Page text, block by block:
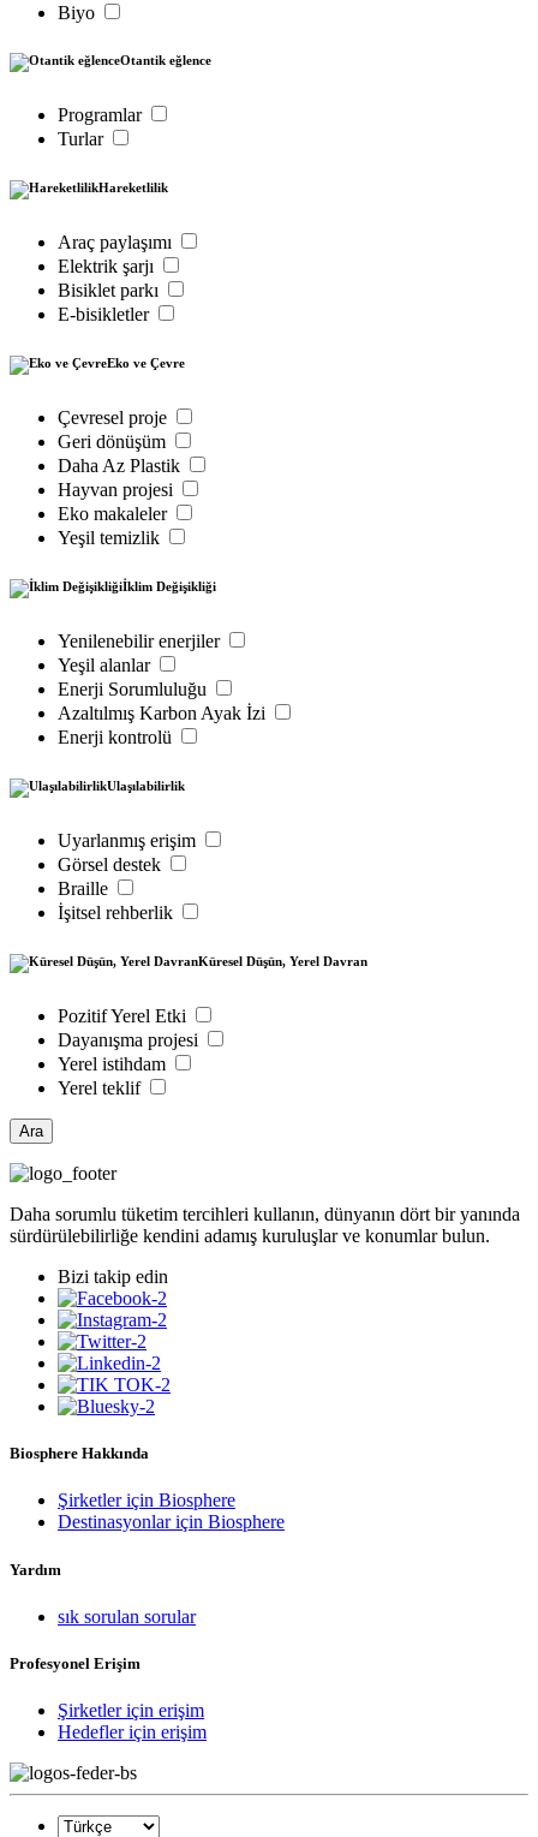
Biyo
Otantik eğlence
Programlar
Turlar
Hareketlilik
Araç paylaşımı
Elektrik şarjı
Bisiklet parkı
E-bisikletler
Eko ve Çevre
Çevresel proje
Geri dönüşüm
Daha Az Plastik
Hayvan projesi
Eko makaleler
Yeşil temizlik
İklim Değişikliği
Yenilenebilir enerjiler
Yeşil alanlar
Enerji Sorumluluğu
Azaltılmış Karbon Ayak İzi
Enerji kontrolü
Ulaşılabilirlik
Uyarlanmış erişim
Görsel destek
Braille
İşitsel rehberlik
Küresel Düşün, Yerel Davran
Pozitif Yerel Etki
Dayanışma projesi
Yerel istihdam
Yerel teklif
Ara
Daha sorumlu tüketim tercihleri kullanın, dünyanın dört bir yanında
sürdürülebilirliğe kendini adamış kuruluşlar ve konumlar bulun.
Bizi takip edin
Biosphere Hakkında
Şirketler için Biosphere
Destinasyonlar için Biosphere
Yardım
sık sorulan sorular
Profesyonel Erişim
Şirketler için erişim
Hedefler için erişim